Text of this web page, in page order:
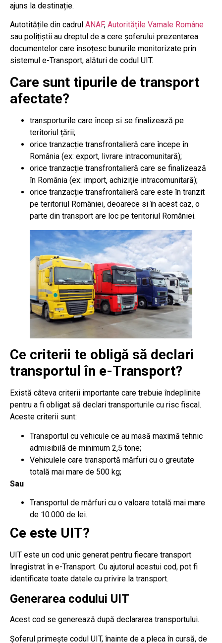
ajuns la destinație.
Autotitățile din cadrul ANAF, Autoritățile Vamale Române
sau polițiștii au dreptul de a cere șoferului prezentarea
documentelor care însoțesc bunurile monitorizate prin
sistemul e-Transport, alături de codul UIT.
Care sunt tipurile de transport
afectate?
transporturile care încep si se finalizează pe
teritoriul țării;
orice tranzacție transfrontalieră care începe în
România (ex: export, livrare intracomunitară);
orice tranzacție transfrontalieră care se finalizează
în România (ex: import, achiziție intracomunitară);
orice tranzacție transfrontalieră care este în tranzit
pe teritoriul României, deoarece si în acest caz, o
parte din transport are loc pe teritoriul României.
Ce criterii te obligă să declari
transportul în e-Transport?
Există câteva criterii importante care trebuie îndeplinite
pentru a fi obligat să declari transporturile cu risc fiscal.
Aceste criterii sunt:
Transportul cu vehicule ce au masă maximă tehnic
admisibilă de minimum 2,5 tone;
Vehiculele care transportă mărfuri cu o greutate
totală mai mare de 500 kg;
Sau
Transportul de mărfuri cu o valoare totală mai mare
de 10.000 de lei.
Ce este UIT?
UIT este un cod unic generat pentru fiecare transport
înregistrat în e-Transport. Cu ajutorul acestui cod, pot fi
identificate toate datele cu privire la transport.
Generarea codului UIT
Acest cod se generează după declararea transportului.
Șoferul primește codul UIT, înainte de a pleca în cursă, de